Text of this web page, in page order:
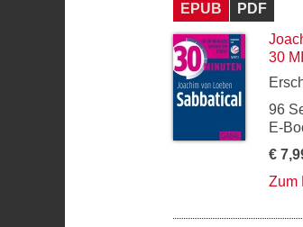
EPUB
PDF
30
96
E-
€
Zum